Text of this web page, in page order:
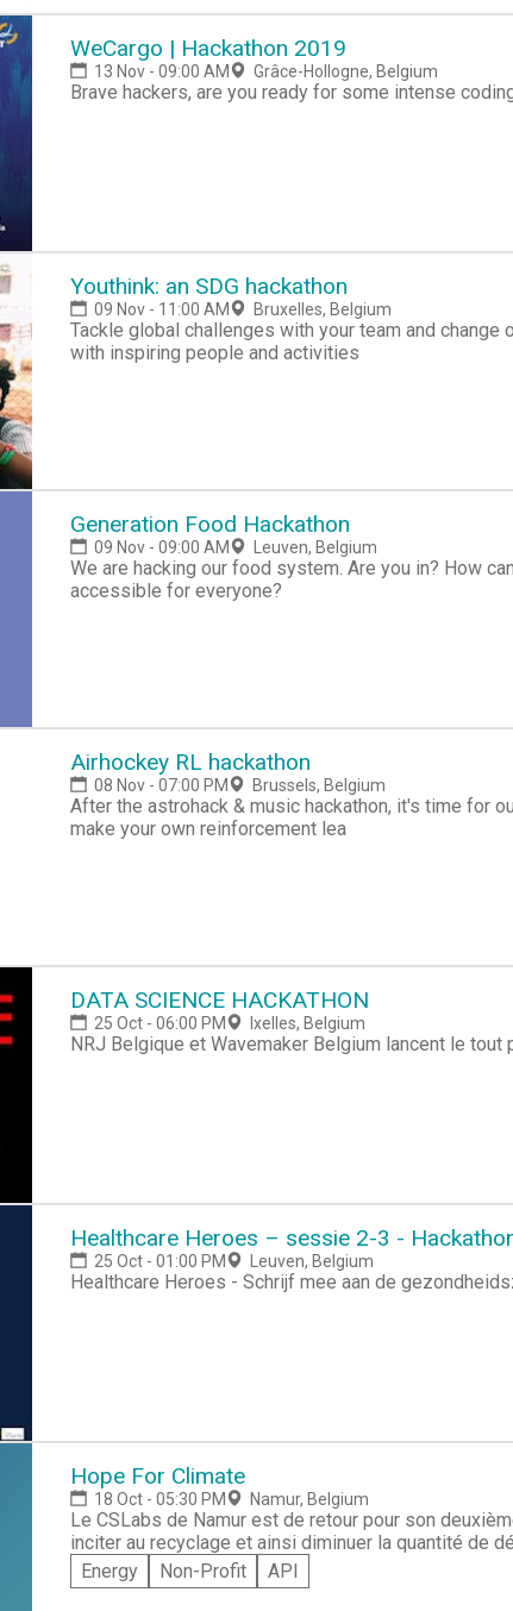
nombreux entrepreneurs à succès, orientés
ressources limitées• Les outils concrets à utiliser
certains participants pourraient vouloir démarrer leur
conférence sera présentée par Michel Duchateau,
Officer chez Convidencia, fondateur de Hackathon
WeCargo | Hackathon 2019
13 Nov - 09:00 AM Grâce-Hollogne, Belgium
Brave hackers, are you ready for some intense
Youthink: an SDG hackathon
09 Nov - 11:00 AM Bruxelles, Belgium
Tackle global challenges with your team and change our future!
with inspiring people and activities
Generation Food Hackathon
09 Nov - 09:00 AM Leuven, Belgium
We are hacking our food system. Are you in? How
accessible for everyone?
Airhockey RL hackathon
08 Nov - 07:00 PM Brussels, Belgium
After the astrohack & music hackathon, it's time for
make your own reinforcement lea
DATA SCIENCE HACKATHON
25 Oct - 06:00 PM Ixelles, Belgium
NRJ Belgique et Wavemaker Belgium lancent le tout
Healthcare Heroes – sessie 2-3 -
25 Oct - 01:00 PM Leuven, Belgium
Healthcare Heroes - Schrijf mee aan de
Hope For Climate
18 Oct - 05:30 PM Namur, Belgium
Le CSLabs de Namur est de retour pour son
inciter au recyclage et ainsi diminuer la quantité de
commun, le co-voiturage ? En un week-end,
L'inscription est gratuite, réservée aux étudiants, et
Energy Non-Profit API